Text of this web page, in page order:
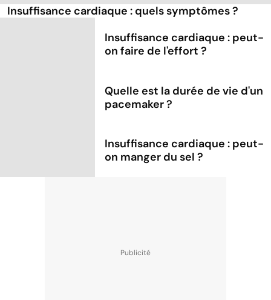
Insuffisance cardiaque : quels symptômes ?
Insuffisance cardiaque : peut-
on faire de l'effort ?
Quelle est la durée de vie d'un
pacemaker ?
Insuffisance cardiaque : peut-
on manger du sel ?